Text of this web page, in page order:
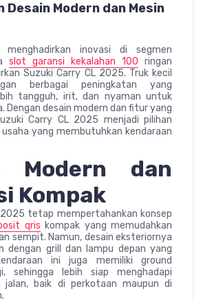
Desain Modern dan Mesin
menghadirkan inovasi di segmen
slot garansi kekalahan 100 ringan
Suzuki Carry CL 2025. Truk kecil
berbagai peningkatan yang
tangguh, irit, dan nyaman untuk
Dengan desain modern dan fitur yang
Carry CL 2025 menjadi pilihan
yang membutuhkan kendaraan
Modern dan
Kompak
tetap mempertahankan konsep
qris kompak yang memudahkan
sempit. Namun, desain eksteriornya
dengan grill dan lampu depan yang
ini juga memiliki ground
sehingga lebih siap menghadapi
jalan, baik di perkotaan maupun di